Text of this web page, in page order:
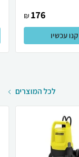
176
₪
קנו עכשיו
לכל המוצרים